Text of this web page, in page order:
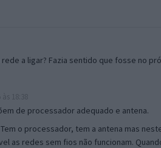
a ligar? Fazia sentido que fosse no
de processador adequado e antena.
o processador, tem a antena mas
as redes sem fios não funcionam.